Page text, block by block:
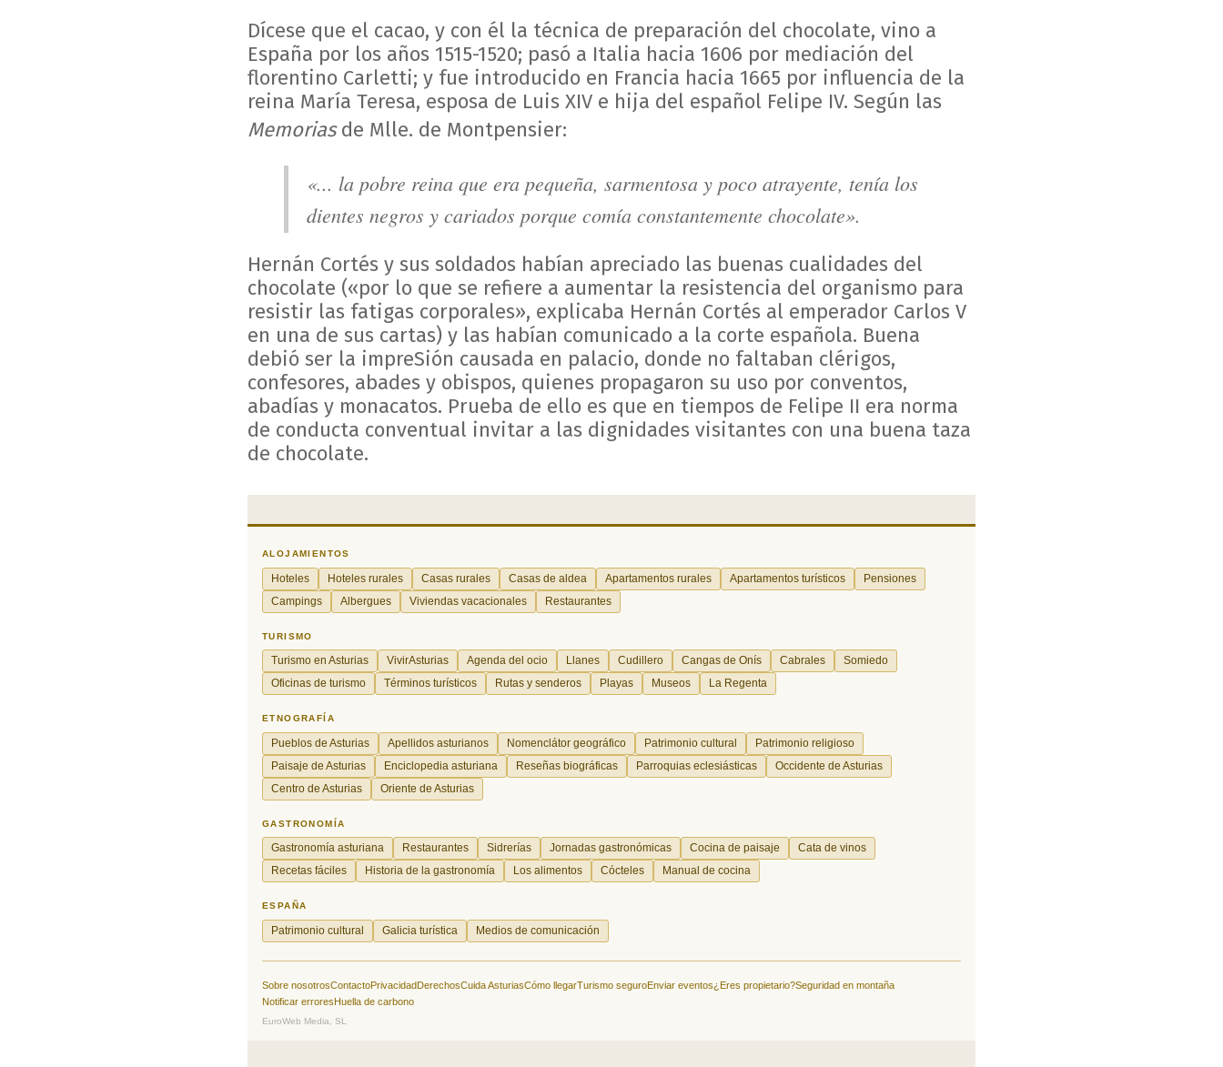
Dícese que el cacao, y con él la técnica de preparación del chocolate, vino a
España por los años 1515-1520; pasó a Italia hacia 1606 por mediación del
florentino Carletti; y fue introducido en Francia hacia 1665 por influencia de la
reina María Teresa, esposa de Luis XIV e hija del español Felipe IV. Según las
Memoriasde Mlle. de Montpensier:
«... la pobre reina que era pequeña, sarmentosa y poco atrayente, tenía los
dientes negros y cariados porque comía constantemente chocolate».
Hernán Cortés y sus soldados habían apreciado las buenas cualidades del
chocolate («por lo que se refiere a aumentar la resistencia del organismo para
resistir las fatigas corporales», explicaba Hernán Cortés al emperador Carlos V
en una de sus cartas) y las habían comunicado a la corte española. Buena
debió ser la impreSión causada en palacio, donde no faltaban clérigos,
confesores, abades y obispos, quienes propagaron su uso por conventos,
abadías y monacatos. Prueba de ello es que en tiempos de Felipe II era norma
de conducta conventual invitar a las dignidades visitantes con una buena taza
de chocolate.